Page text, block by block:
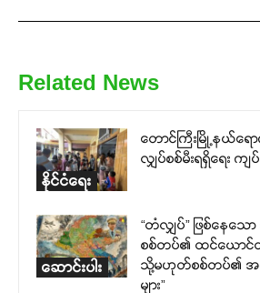
Related News
နိုင်ငံရေး
တောင်ကြီးမြို့နယ်ရေ
လျှပ်စစ်မီးရရှိရေး က
ဆောင်းပါး
“တံလျှပ်” ဖြစ်နေသေ
စစ်တပ်၏ ထင်ယောင်
သို့မဟုတ်စစ်တပ်၏ အထ
များ”